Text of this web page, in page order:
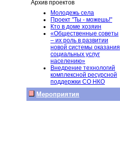
Архив проектов
Молодежь села
Проект "Ты - можешь!"
Кто в доме хозяин
«Общественные советы
– их роль в развитии
новой системы оказания
социальных услуг
населению»
Внедрение технологий
комплексной ресурсной
поддержки СО НКО
Мероприятия